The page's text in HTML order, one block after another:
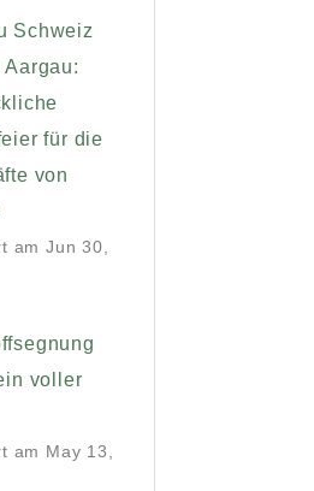
Schweiz
Aargau:
für die
von
am Jun 30,
voller
am May 13,